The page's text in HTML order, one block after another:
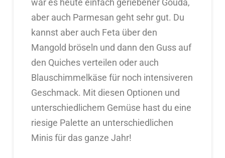
war es heute einfach geriebener Gouda,
aber auch Parmesan geht sehr gut. Du
kannst aber auch Feta über den
Mangold bröseln und dann den Guss auf
den Quiches verteilen oder auch
Blauschimmelkäse für noch intensiveren
Geschmack. Mit diesen Optionen und
unterschiedlichem Gemüse hast du eine
riesige Palette an unterschiedlichen
Minis für das ganze Jahr!